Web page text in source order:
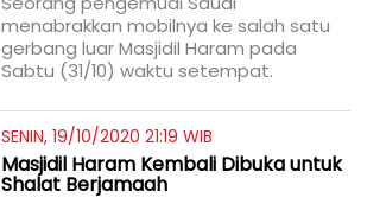
menabrakkan mobilnya ke salah satu
gerbang luar Masjidil Haram pada
Sabtu (31/10) waktu setempat.
SENIN, 19/10/2020 21:19 WIB
Masjidil Haram Kembali Dibuka untuk
Shalat Berjamaah